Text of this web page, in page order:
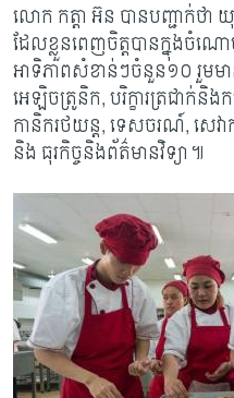
លោក កត្តា អ៊ន បានបញ្ជាក់ថា
ដែលខ្លួនពេញចិត្តបានក្នុងចំ
អាទិភាពសំខាន់ៗចំនួន១០ រួម
អេឡិចត្រូនិក, បរិក្ខារត្រជាក់និង
កានិករថយន្ត, ទេសចរណ៍, សេវ
និង ធុរកិច្ចនិងព័ត៌មានវិទ្យា៕